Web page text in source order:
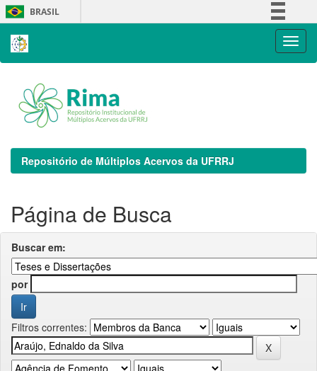
Skip
navigation
BRASIL
Repositório de Múltiplos Acervos da UFRRJ
Página de Busca
Buscar em:
por
Filtros correntes: